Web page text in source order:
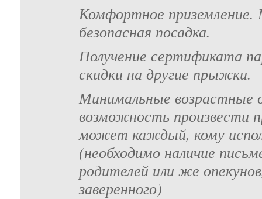
Комфортное приземление.
безопасная посадка.
Получение сертификата
скидки на другие прыжки.
Минимальные возрастные
возможность произвести
может каждый, кому
(необходимо наличие
родителей или же
заверенного)